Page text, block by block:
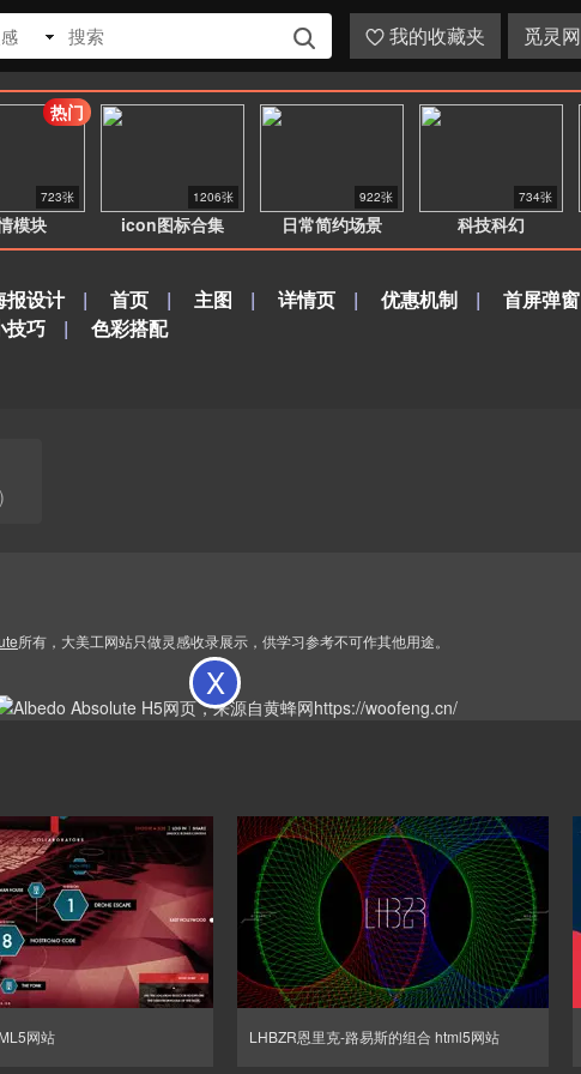
  我的收藏夹 觅灵网
模块
723张
热门
icon图标合集
1206张
日常简约场景
922张
科技科幻
734张
报设计 | 首页 | 主图 | 详情页 | 优惠机制 | 首屏弹窗
技巧
| 色彩搭配
所有，大美工网站只做灵感收录展示，供学习参考不可作其他用途。
网站 LHBZR恩里克-路易斯的组合 html5网站
X